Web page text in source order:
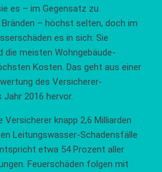
es – im Gegensatz zu
– höchst selten, doch im
es in sich: Sie
die meisten Wohngebäude-
Kosten. Das geht aus einer
des Versicherer-
2016 hervor.
knapp 2,6 Milliarden
Leitungswasser-Schadensfälle
etwa 54 Prozent aller
Feuerschäden folgen mit